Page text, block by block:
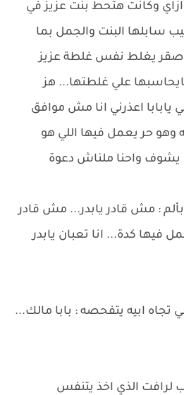
وكانت هتحط بنت عزيز في
سابلها البنت والجمل بما
صقر يغلط نفس غلطة عزيز
علي غلطتها... هز
اعذرني انا مش موافق
وهو حر يعمل فيها اللي هو
يشوف واحنا ملناش دعوة
: مش قادر يابدر... مش قادر
فيها كدة... انا تعبان يابدر
تجاه ابيه يتفحصه : بابا مالك...
لرافت الذي اخذ يتنفس